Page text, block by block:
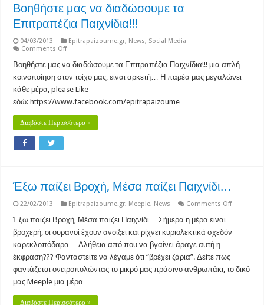
Βοηθήστε μας να διαδώσουμε τα
Επιτραπέζια Παιχνίδια!!!
04/03/2013 Epitrapaizoume.gr, News, Social Media
Comments Offon
μας
διαδώσουμε
Επιτραπέζια
Παιχνίδια!!!
Βοηθήστε μας να διαδώσουμε τα Επιτραπέζια Παιχνίδια!!! μια απλή
κοινοποίηση στον τοίχο μας, είναι αρκετή… Η παρέα μας μεγαλώνει
κάθε μέρα, please Like
εδώ: https://www.facebook.com/epitrapaizoume
Διαβάστε Περισσότερα »
Έξω παίζει Βροχή, Μέσα παίζει Παιχνίδι…
22/02/2013 Epitrapaizoume.gr, Meeple, News Comments Offon
Μέσα
Έξω παίζει Βροχή, Μέσα παίζει Παιχνίδι… Σήμερα η μέρα είναι
βροχερή, οι ουρανοί έχουν ανοίξει και ρίχνει κυριολεκτικά σχεδόν
καρεκλοπόδαρα… Αλήθεια από που να βγαίνει άραγε αυτή η
έκφραση??? Φανταστείτε να λέγαμε ότι “βρέχει ζάρια”. Δείτε πως
φαντάζεται ονειροπολώντας το μικρό μας πράσινο ανθρωπάκι, το δικό
μας Meeple μια μέρα …
Διαβάστε Περισσότερα »